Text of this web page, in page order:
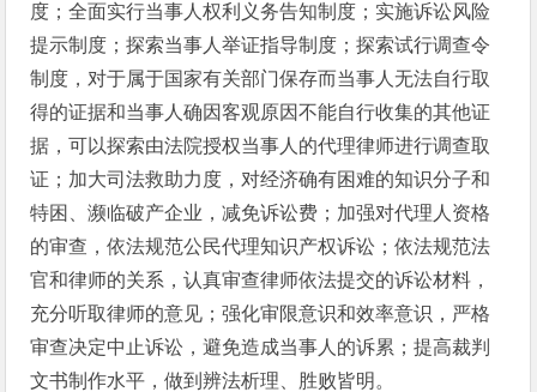
度；全面实行当事人权利义务告知制度；实施诉讼风险
提示制度；探索当事人举证指导制度；探索试行调查令
制度，对于属于国家有关部门保存而当事人无法自行取
得的证据和当事人确因客观原因不能自行收集的其他证
据，可以探索由法院授权当事人的代理律师进行调查取
证；加大司法救助力度，对经济确有困难的知识分子和
特困、濒临破产企业，减免诉讼费；加强对代理人资格
的审查，依法规范公民代理知识产权诉讼；依法规范法
官和律师的关系，认真审查律师依法提交的诉讼材料，
充分听取律师的意见；强化审限意识和效率意识，严格
审查决定中止诉讼，避免造成当事人的诉累；提高裁判
文书制作水平，做到辨法析理、胜败皆明。